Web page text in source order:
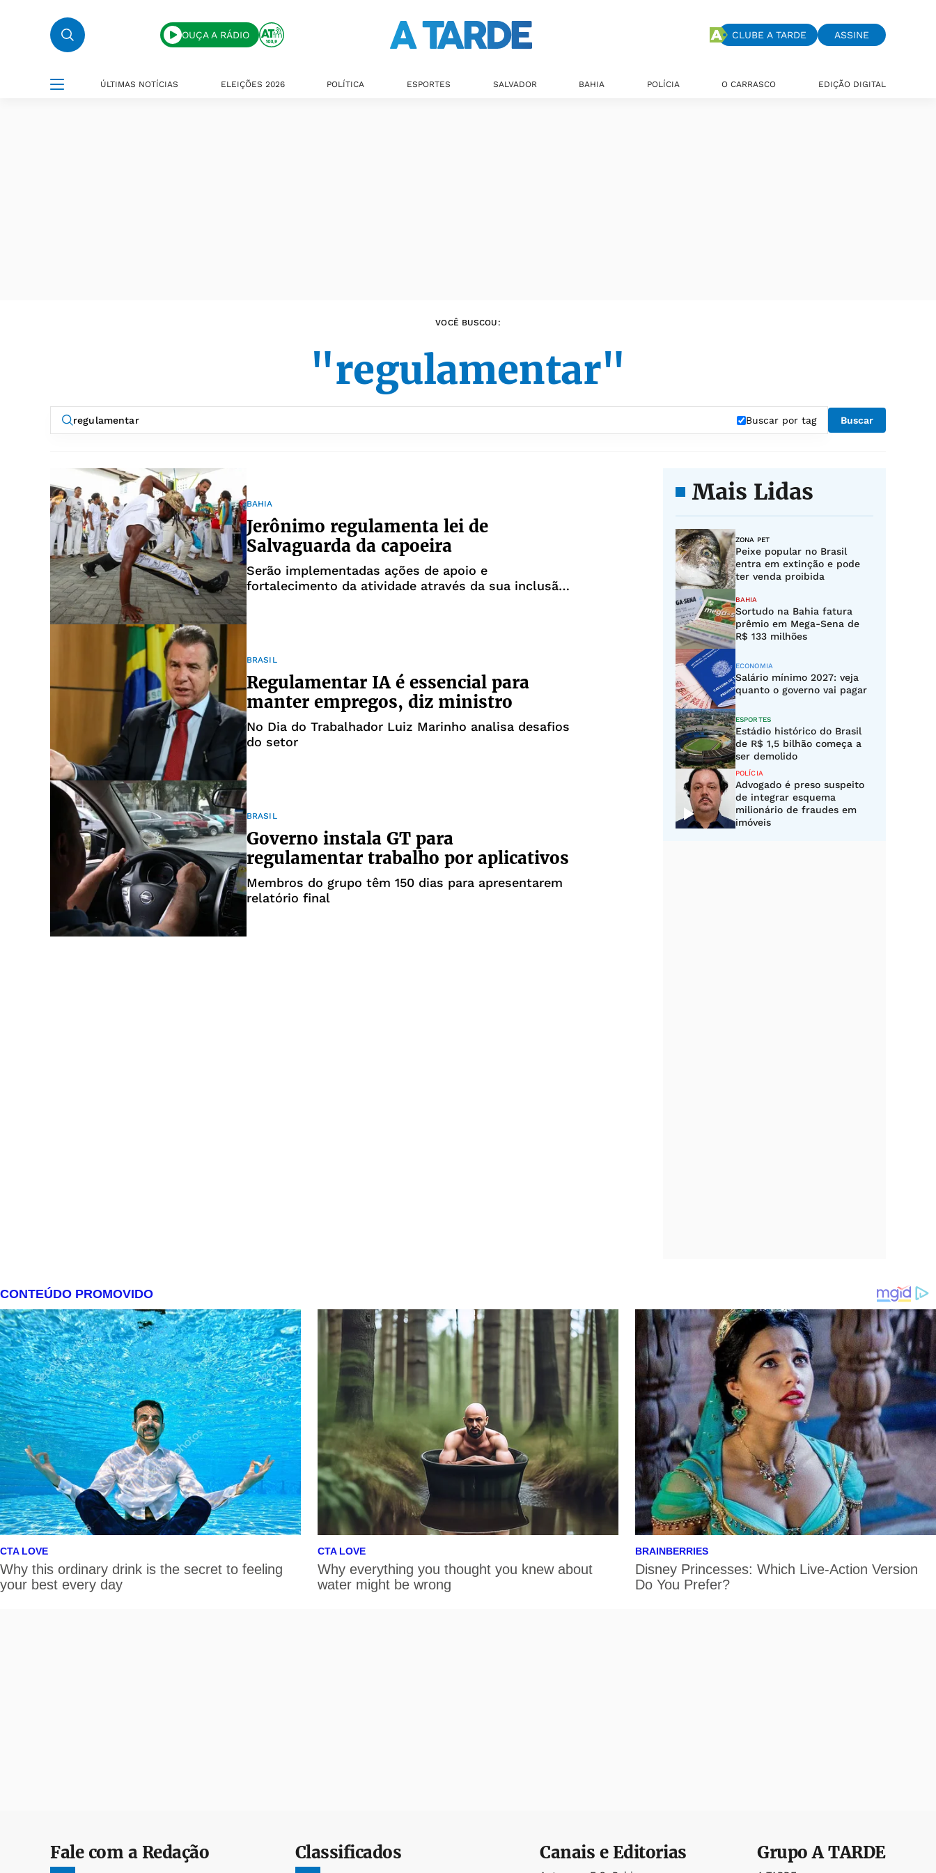
OUÇA A RÁDIO CLUBE A TARDE ASSINE
ÚLTIMAS NOTÍCIAS ELEIÇÕES 2026 POLÍTICA ESPORTES SALVADOR BAHIA POLÍCIA O CARRASCO EDIÇÃO DIGITAL
VOCÊ BUSCOU:
"regulamentar"
Buscar por tag Buscar
BAHIA
Jerônimo regulamenta lei de
Salvaguarda da capoeira
Serão implementadas ações de apoio e
fortalecimento da atividade através da sua inclusão
BRASIL
Regulamentar IA é essencial para
manter empregos, diz ministro
No Dia do Trabalhador Luiz Marinho analisa desafios
do setor
BRASIL
Governo instala GT para
regulamentar trabalho por aplicativos
Membros do grupo têm 150 dias para apresentarem
relatório final
Mais Lidas
ZONA PET
Peixe popular no Brasil
entra em extinção e pode
ter venda proibida
BAHIA
Sortudo na Bahia fatura
prêmio em Mega-Sena de
R$ 133 milhões
ECONOMIA
Salário mínimo 2027: veja
quanto o governo vai pagar
ESPORTES
Estádio histórico do Brasil
de R$ 1,5 bilhão começa a
ser demolido
POLÍCIA
Advogado é preso suspeito
de integrar esquema
milionário de fraudes em
imóveis
Fale com a Redação Classificados Canais e Editorias GrupoA TARDE